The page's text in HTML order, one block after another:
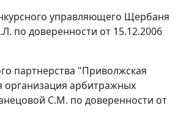
управляющего Щербаня
по доверенности от 15.12.2006
партнерства "Приволжская
организация арбитражных
С.М. по доверенности от